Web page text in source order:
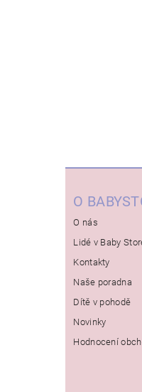
O
O nás
Lidé v Baby
Kontakty
Naše poradna
Dítě v pohodě
Novinky
Hodnocení